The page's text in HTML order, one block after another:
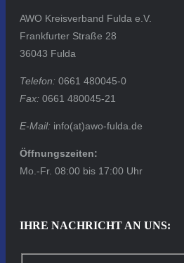
AWO Kreisverband Fulda e.V.
Frankfurter Straße 28
36043 Fulda
Telefon: 0661 480045-0
Fax: 0661 480045-21
E-Mail: info(at)awo-fulda.de
Öffnungszeiten:
Mo.-Fr. 08:00 bis 17:00 Uhr
IHRE NACHRICHT AN UNS: